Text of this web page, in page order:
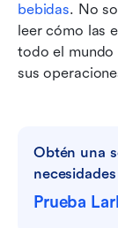
bebidas. No
leer cómo las
todo el mundo
sus
Obtén una
Prueba